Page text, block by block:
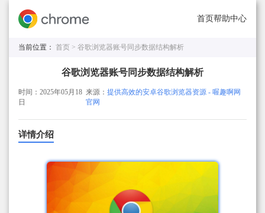
首页帮助中心
当前位置： 首页 > 谷歌浏览器账号同步数据结构解析
谷歌浏览器账号同步数据结构解析
时间：2025年05月18
日
来源：提供高效的安卓谷歌浏览器资源 - 喔趣啊网
官网
详情介绍